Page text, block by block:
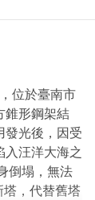
，位於臺南市
錐形鋼架結
發光後，因受
入汪洋大海之
倒塌，無法
，代替舊塔